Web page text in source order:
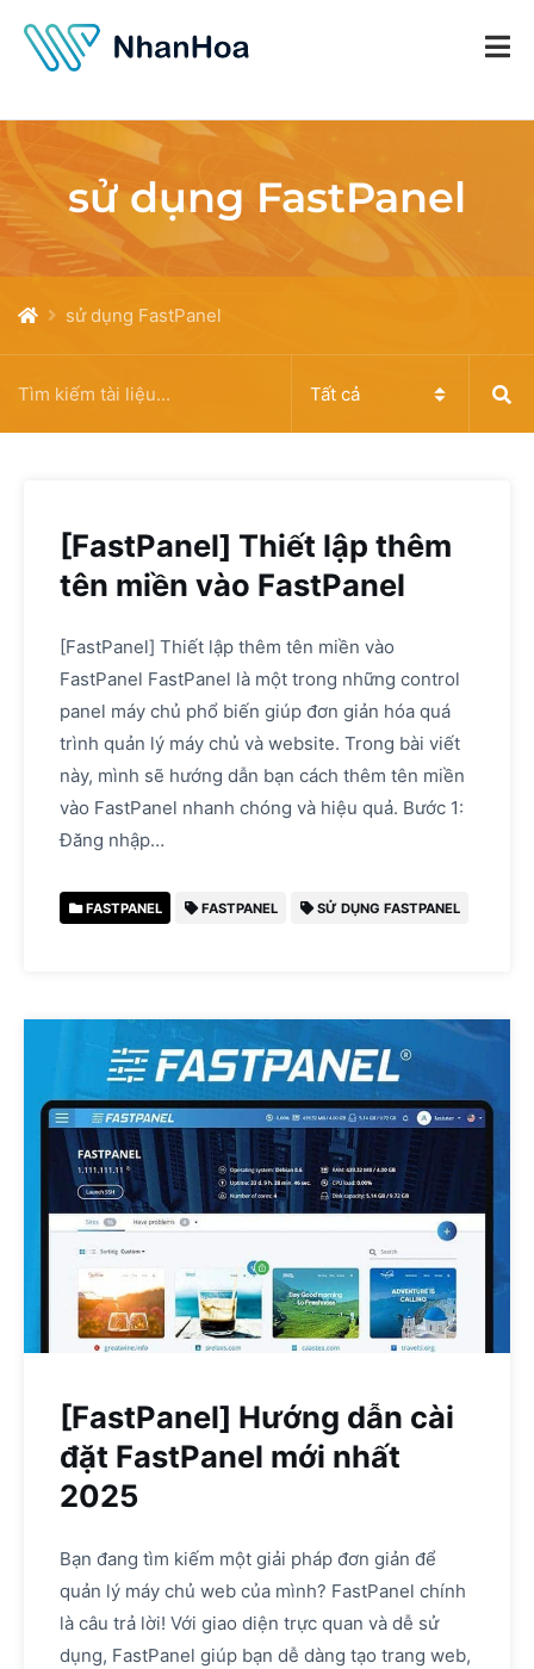
sử dụng FastPanel
sử dụng FastPanel
[FastPanel] Thiết lập thêm
tên miền vào FastPanel
[FastPanel] Thiết lập thêm tên miền vào
FastPanel FastPanel là một trong những control
panel máy chủ phổ biến giúp đơn giản hóa quá
trình quản lý máy chủ và website. Trong bài viết
này, mình sẽ hướng dẫn bạn cách thêm tên miền
vào FastPanel nhanh chóng và hiệu quả. Bước 1:
Đăng nhập…
FASTPANEL FASTPANEL SỬ DỤNG FASTPANEL
[FastPanel] Hướng dẫn cài
đặt FastPanel mới nhất
2025
Bạn đang tìm kiếm một giải pháp đơn giản để
quản lý máy chủ web của mình? FastPanel chính
là câu trả lời! Với giao diện trực quan và dễ sử
dụng, FastPanel giúp bạn dễ dàng tạo trang web,